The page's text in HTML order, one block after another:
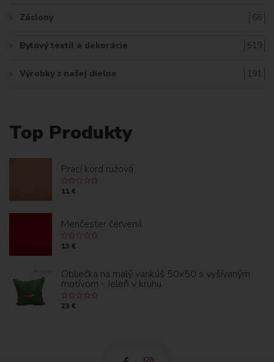
Záclony 66
Bytový textil a dekorácie 519
Výrobky z našej dielne 191
Top Produkty
Prací kord ružová
11 €
Menčester červená
13 €
Obliečka na malý vankúš 50x50 s vyšívaným
motívom - Jeleň v kruhu
23 €